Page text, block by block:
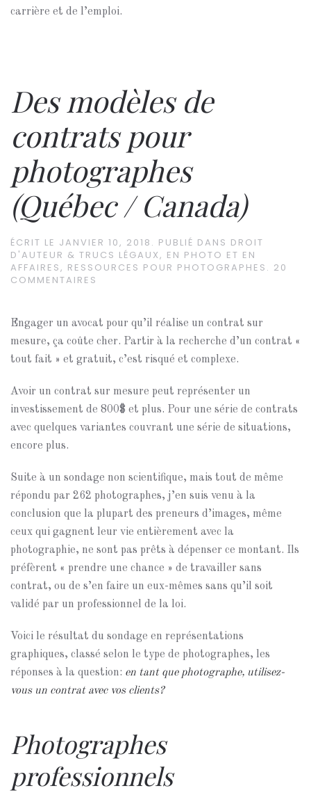
carrière et de l’emploi.
Des modèles de
contrats pour
photographes
(Québec / Canada)
ÉCRIT LE JANVIER 10, 2018 . PUBLIÉ DANS DROIT
D'AUTEUR & TRUCS LÉGAUX, EN PHOTO ET EN
AFFAIRES, RESSOURCES POUR PHOTOGRAPHES . 20
COMMENTAIRES
Engager un avocat pour qu’il réalise un contrat sur
mesure, ça coûte cher. Partir à la recherche d’un contrat «
tout fait » et gratuit, c’est risqué et complexe.
Avoir un contrat sur mesure peut représenter un
investissement de 800$ et plus. Pour une série de contrats
avec quelques variantes couvrant une série de situations,
encore plus.
Suite à un sondage non scientifique, mais tout de même
répondu par 262 photographes, j’en suis venu à la
conclusion que la plupart des preneurs d’images, même
ceux qui gagnent leur vie entièrement avec la
photographie, ne sont pas prêts à dépenser ce montant. Ils
préfèrent « prendre une chance » de travailler sans
contrat, ou de s’en faire un eux-mêmes sans qu’il soit
validé par un professionnel de la loi.
Voici le résultat du sondage en représentations
graphiques, classé selon le type de photographes, les
réponses à la question: en tant que photographe, utilisez-
vous un contrat avec vos clients?
Photographes
professionnels